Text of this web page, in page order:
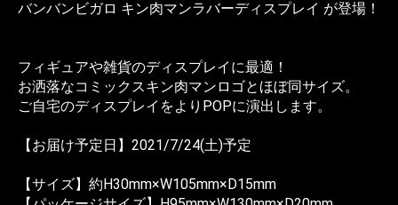
バンバンビガロ キン肉マンラバーディスプレイ が登場！
フィギュアや雑貨のディスプレイに最適！
お洒落なコミックスキン肉マンロゴとほぼ同サイズ。
ご自宅のディスプレイをよりPOPに演出します。
【お届け予定日】2021/7/24(土)予定
【サイズ】約H30mm×W105mm×D15mm